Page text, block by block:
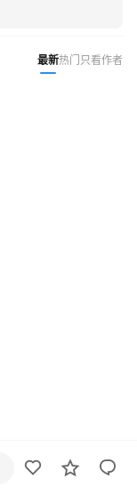
最新热门 只看作者